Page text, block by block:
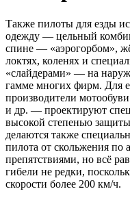
Также пилоты для езды
одежду — цельный
спине — «аэрогорбом»,
локтях, коленях и
«слайдерами» — на
гамме многих фирм. Для
производители
и др. — проектируют
высокой степенью защиты
делаются также
пилота от скольжения по
препятствиями, но всё
гибели не редки,
скорости более 200 км/ч.